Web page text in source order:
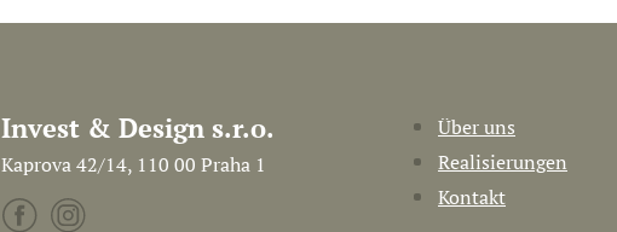
Invest & Design s.r.o.
Kaprova 42/14, 110 00 Praha 1
Über uns
Realisierungen
Kontakt